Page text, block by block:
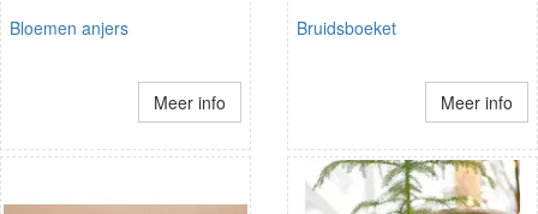
Bloemen anjers
Meer info
Bruidsboeket
Meer info